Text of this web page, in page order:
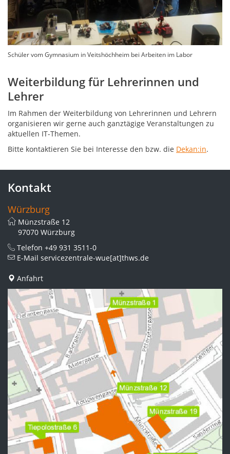
Schüler vom Gymnasium in Veitshöchheim bei Arbeiten im Labor
Weiterbildung für Lehrerinnen und
Lehrer
Im Rahmen der Weiterbildung von Lehrerinnen und Lehrern
organisieren wir gerne auch ganztägige Veranstaltungen zu
aktuellen IT-Themen.
Bitte kontaktieren Sie bei Interesse den bzw. die Dekan:in.
Kontakt
Würzburg
Münzstraße 12
97070 Würzburg
Telefon +49 931 3511-0
E-Mail servicezentrale-wue[at]thws.de
Anfahrt